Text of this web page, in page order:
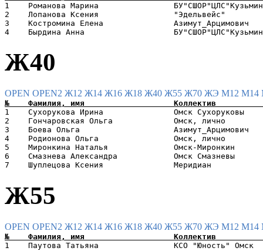
1    Романова Марина
2    Лопанова Ксения                "Эдельвейс"
3    Костромина Елена
Ж40
OPEN OPEN2 Ж12 Ж14 Ж16 Ж18 Ж40 Ж55 Ж70 ЖЭ М12 М14
1    Сухорукова Ирина               Омск
2    Гончаровская Ольга             Омск, лично
3    Боева Ольга
4    Родионова Ольга                Омск, лично
5    Миронкина Наталья              Омск-
6    Смазнева Александра            Омск
Ж55
OPEN OPEN2 Ж12 Ж14 Ж16 Ж18 Ж40 Ж55 Ж70 ЖЭ М12 М14
1    Паутова Татьяна                КСО "Юность"